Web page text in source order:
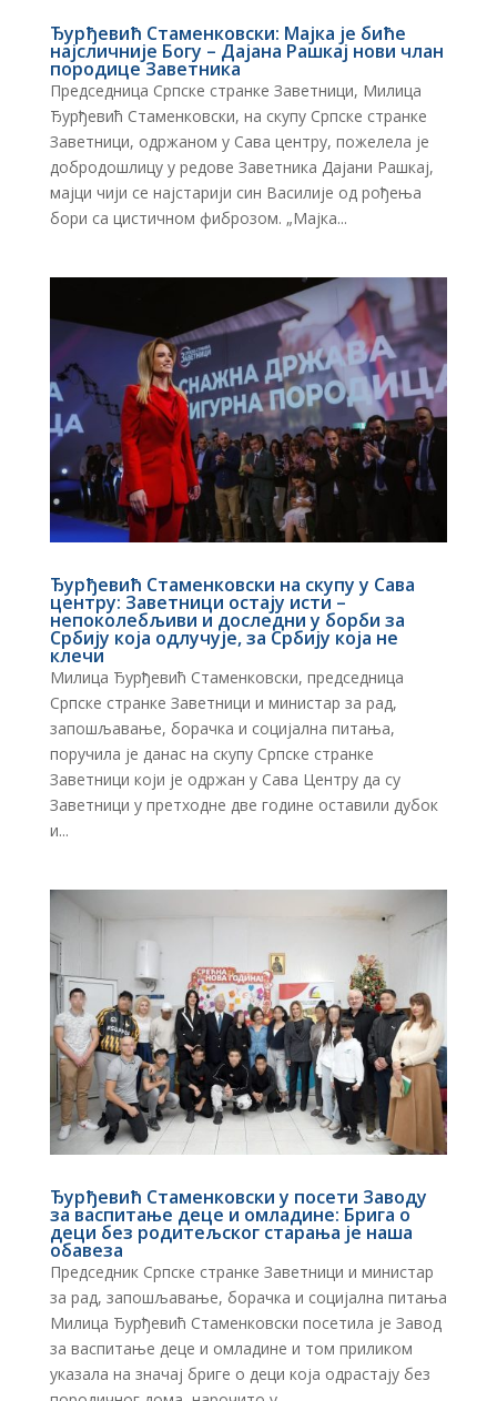
Ђурђевић Стаменковски: Мајка је биће
најсличније Богу – Дајана Рашкај нови члан
породице Заветника
Председница Српске странке Заветници, Милица
Ђурђевић Стаменковски, на скупу Српске странке
Заветници, одржаном у Сава центру, пожелела је
добродошлицу у редове Заветника Дајани Рашкај,
мајци чији се најстарији син Василије од рођења
бори са цистичном фиброзом. „Мајка...
Ђурђевић Стаменковски на скупу у Сава
центру: Заветници остају исти –
непоколебљиви и доследни у борби за
Србију која одлучује, за Србију која не
клечи
Милица Ђурђевић Стаменковски, председница
Српске странке Заветници и министар за рад,
запошљавање, борачка и социјална питања,
поручила је данас на скупу Српске странке
Заветници који је одржан у Сава Центру да су
Заветници у претходне две године оставили дубок
и...
Ђурђевић Стаменковски у посети Заводу
за васпитање деце и омладине: Брига о
деци без родитељског старања је наша
обавеза
Председник Српске странке Заветници и министар
за рад, запошљавање, борачка и социјална питања
Милица Ђурђевић Стаменковски посетила је Завод
за васпитање деце и омладине и том приликом
указала на значај бриге о деци која одрастају без